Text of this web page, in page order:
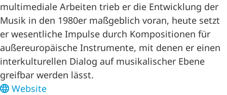
multimediale Arbeiten trieb er die Entwicklung der
Musik in den 1980er maßgeblich voran, heute setzt
er wesentliche Impulse durch Kompositionen für
außereuropäische Instrumente, mit denen er einen
interkulturellen Dialog auf musikalischer Ebene
greifbar werden lässt.
Website